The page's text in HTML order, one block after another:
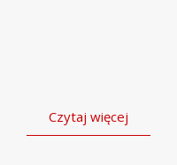
Czytaj więcej